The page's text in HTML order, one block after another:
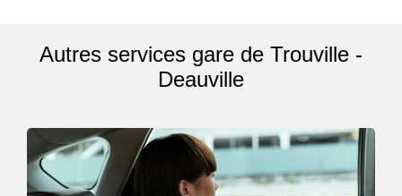
Autres services gare de Trouville -
Deauville